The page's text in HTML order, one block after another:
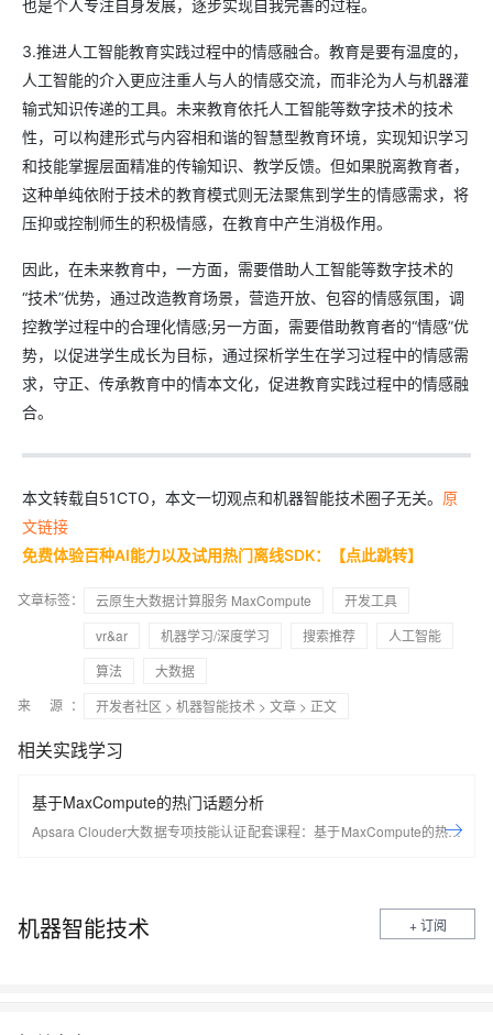
也是个人专注自身发展，逐步实现自我完善的过程。
3.推进人工智能教育实践过程中的情感融合。教育是要有温度的，
人工智能的介入更应注重人与人的情感交流，而非沦为人与机器灌
输式知识传递的工具。未来教育依托人工智能等数字技术的技术
性，可以构建形式与内容相和谐的智慧型教育环境，实现知识学习
和技能掌握层面精准的传输知识、教学反馈。但如果脱离教育者，
这种单纯依附于技术的教育模式则无法聚焦到学生的情感需求，将
压抑或控制师生的积极情感，在教育中产生消极作用。
因此，在未来教育中，一方面，需要借助人工智能等数字技术的
“技术”优势，通过改造教育场景，营造开放、包容的情感氛围，调
控教学过程中的合理化情感;另一方面，需要借助教育者的“情感”优
势，以促进学生成长为目标，通过探析学生在学习过程中的情感需
求，守正、传承教育中的情本文化，促进教育实践过程中的情感融
合。
本文转载自51CTO，本文一切观点和机器智能技术圈子无关。 原
文链接
免费体验百种AI能力以及试用热门离线SDK：【点此跳转】
文章标签： 云原生大数据计算服务 MaxCompute
开发工具
vr&ar
机器学习/深度学习 搜索推荐
人工智能
算法
大数据
来 源：
开发者社区 > 机器智能技术 > 文章 > 正文
相关实践学习
基于MaxCompute的热门话题分析
Apsara Clouder大数据专项技能认证配套课程：基于MaxCompute的热门
机器智能技术 + 订阅